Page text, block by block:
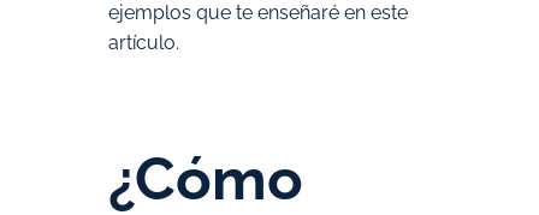
ejemplos que te enseñaré en este
artículo.
¿Cómo